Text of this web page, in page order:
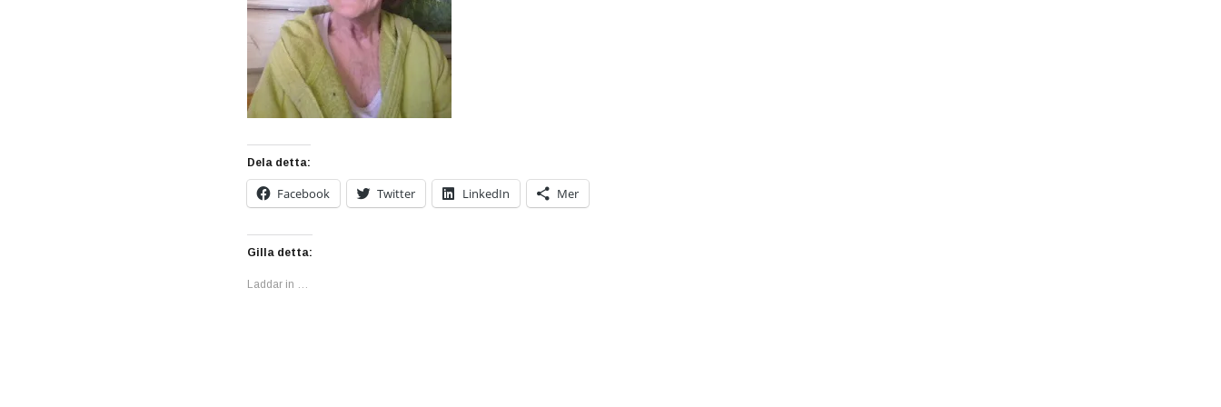
Dela detta:
Facebook Twitter LinkedIn Mer
Gilla detta:
Laddar in …